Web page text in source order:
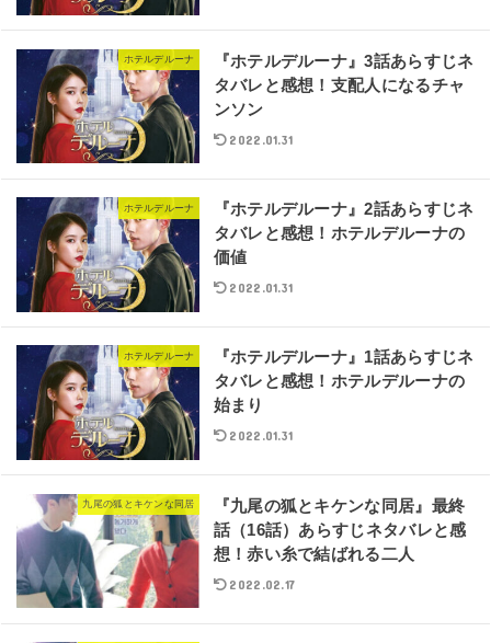
ホテルデルーナ
『ホテルデルーナ』3話あらすじネ
タバレと感想！支配人になるチャ
ンソン
2022.01.31
ホテルデルーナ
『ホテルデルーナ』2話あらすじネ
タバレと感想！ホテルデルーナの
価値
2022.01.31
ホテルデルーナ
『ホテルデルーナ』1話あらすじネ
タバレと感想！ホテルデルーナの
始まり
2022.01.31
九尾の狐とキケンな同居
『九尾の狐とキケンな同居』最終
話（16話）あらすじネタバレと感
想！赤い糸で結ばれる二人
2022.02.17